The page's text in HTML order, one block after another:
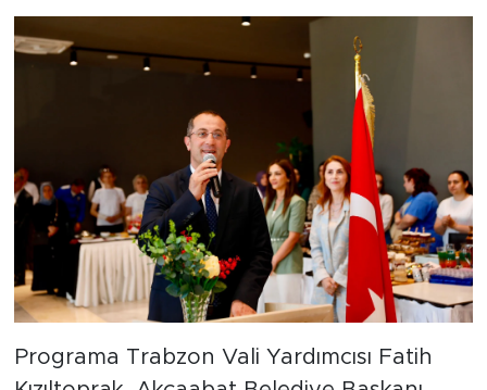
Programa Trabzon Vali Yardımcısı Fatih